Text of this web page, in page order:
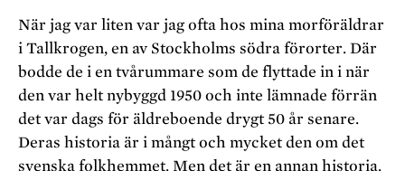
När jag var liten var jag ofta hos mina morföräldrar
i Tallkrogen, en av Stockholms södra förorter. Där
bodde de i en tvårummare som de flyttade in i när
den var helt nybyggd 1950 och inte lämnade förrän
det var dags för äldreboende drygt 50 år senare.
Deras historia är i mångt och mycket den om det
svenska folkhemmet. Men det är en annan historia.